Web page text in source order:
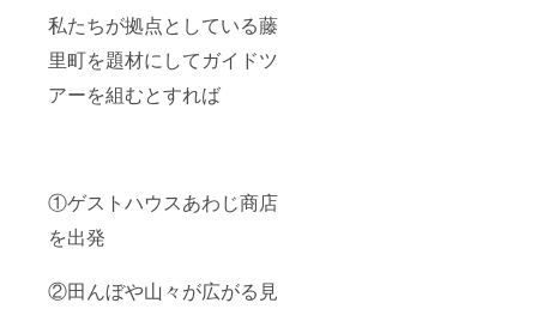
私たちが拠点としている藤
里町を題材にしてガイドツ
アーを組むとすれば
①ゲストハウスあわじ商店
を出発
②田んぼや山々が広がる見